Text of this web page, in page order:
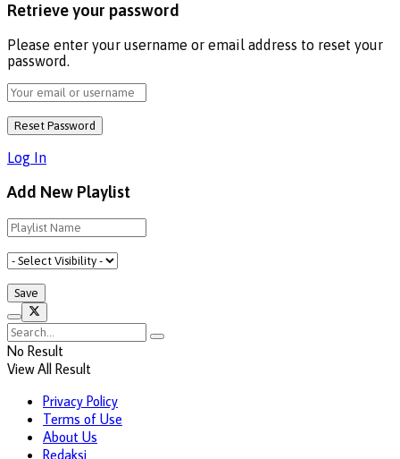
Retrieve your password
Please enter your username or email address to reset your
password.
Log In
Add New Playlist
No Result
View All Result
Privacy Policy
Terms of Use
About Us
Redaksi